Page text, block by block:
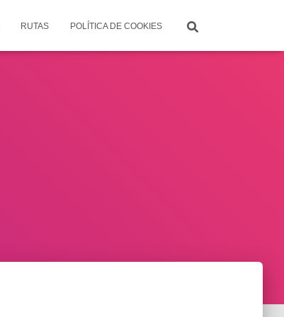
RUTAS POLÍTICA DE COOKIES